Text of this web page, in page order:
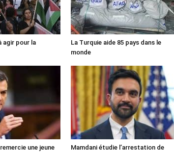
agir pour la
La Turquie aide 85 pays dans le
monde
une jeune
Mamdani étudie l’arrestation de